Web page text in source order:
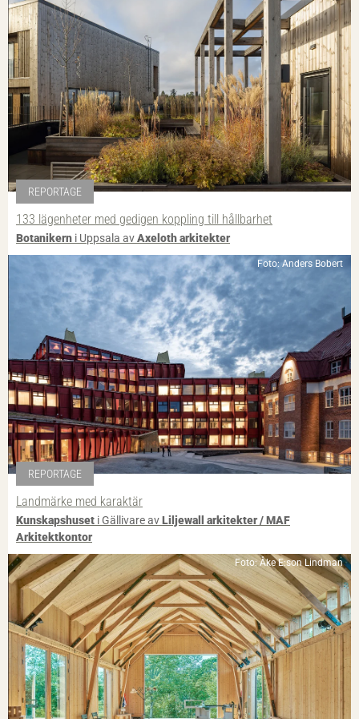
REPORTAGE
133 lägenheter med gedigen koppling till hållbarhet
Botanikern i Uppsala avAxeloth arkitekter
Foto: Anders Bobert
REPORTAGE
Landmärke med karaktär
Kunskapshuset i Gällivare avLiljewall arkitekter / MAF
Arkitektkontor
Foto: Åke E:son Lindman